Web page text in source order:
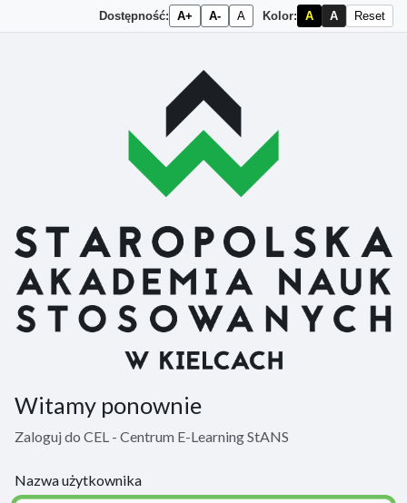
Dostępność: A+ A- A Kolor: A A Reset
Witamy ponownie
Zaloguj do CEL - Centrum E-Learning StANS
Nazwa użytkownika